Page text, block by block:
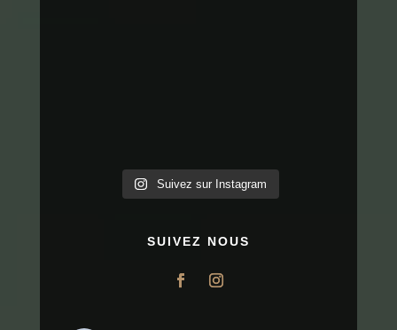
Suivez sur Instagram
SUIVEZ NOUS